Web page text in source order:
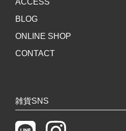
ACCESS
BLOG
ONLINE SHOP
CONTACT
雑貨SNS